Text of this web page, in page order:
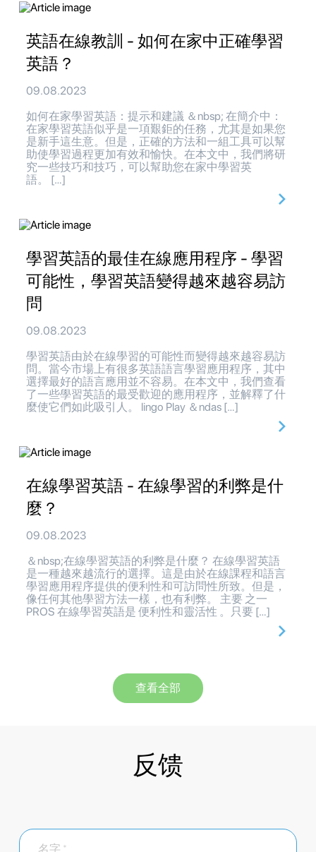
英語在線教訓 - 如何在家中正確學習
英語？
09.08.2023
如何在家學習英語：提示和建議 ＆nbsp; 在簡介中：
在家學習英語似乎是一項艱鉅的任務，尤其是如果您
是新手這生意。但是，正確的方法和一組工具可以幫
助使學習過程更加有效和愉快。在本文中，我們將研
究一些技巧和技巧，可以幫助您在家中學習英
語。 […]
學習英語的最佳在線應用程序 - 學習
可能性，學習英語變得越來越容易訪
問
09.08.2023
學習英語由於在線學習的可能性而變得越來越容易訪
問。當今市場上有很多英語語言學習應用程序，其中
選擇最好的語言應用並不容易。在本文中，我們查看
了一些學習英語的最受歡迎的應用程序，並解釋了什
麼使它們如此吸引人。 lingo Play ＆ndas […]
在線學習英語 - 在線學習的利弊是什
麼？
09.08.2023
＆nbsp;在線學習英語的利弊是什麼？ 在線學習英語
是一種越來越流行的選擇。這是由於在線課程和語言
學習應用程序提供的便利性和可訪問性所致。但是，
像任何其他學習方法一樣，也有利弊。 主要 之一
PROS 在線學習英語是 便利性和靈活性 。只要 […]
查看全部
反馈